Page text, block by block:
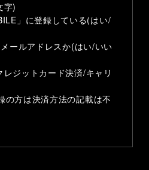
字)
」に登録している(はい/
ールアドレスか(はい/いい
レジットカード決済/キャリ
の方は決済方法の記載は不